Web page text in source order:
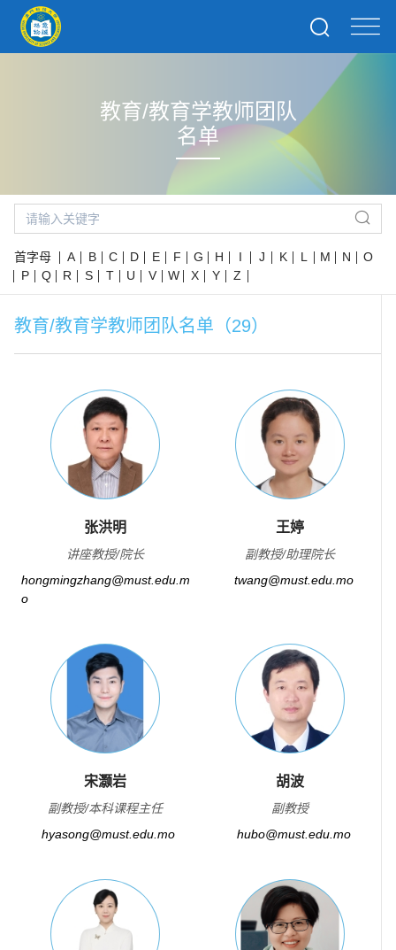
教育/教育学教师团队
名单
首字母 A B C D E F G H I J K L M N
O
P
Q R S T U V W X Y Z
教育/教育学教师团队名单（29）
张洪明
讲座教授/院长
hongmingzhang@must.edu.m
o
王婷
副教授/助理院长
twang@must.edu.mo
宋灏岩
副教授/本科课程主任
hyasong@must.edu.mo
胡波
副教授
hubo@must.edu.mo